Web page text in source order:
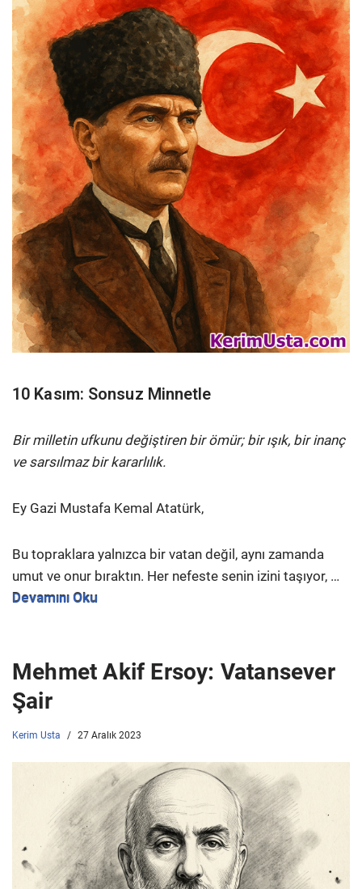
10 Kasım: Sonsuz Minnetle
Bir milletin ufkunu değiştiren bir ömür; bir ışık, bir inanç
ve sarsılmaz bir kararlılık.
Ey Gazi Mustafa Kemal Atatürk,
Bu topraklara yalnızca bir vatan değil, aynı zamanda
umut ve onur bıraktın. Her nefeste senin izini taşıyor, …
Devamını Oku
Mehmet Akif Ersoy: Vatansever
Şair
Kerim Usta 27 Aralık 2023